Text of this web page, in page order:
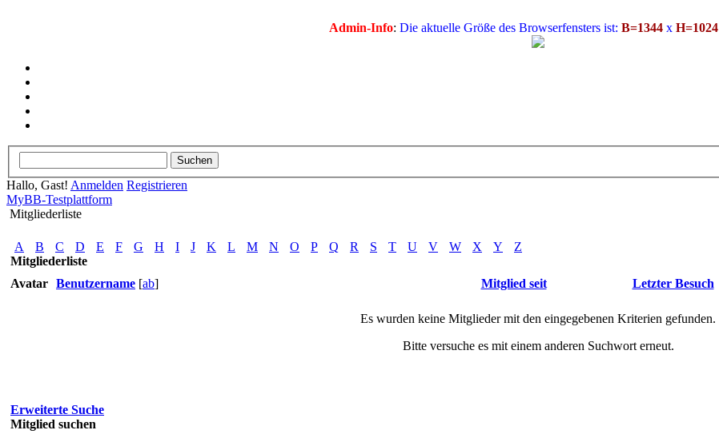
Admin-Info: Die aktuelle Größe des Browserfensters ist: B=1344 x H=1024
Hallo, Gast! Anmelden Registrieren
MyBB-Testplattform
Mitgliederliste
A B C D E F G H I J K L M N O P Q R S T U V W X Y
Z
Mitgliederliste
Avatar Benutzername [ab] Mitglied seit Letzter Besuch
Es wurden keine Mitglieder mit den eingegebenen Kriterien gefunden.
Bitte versuche es mit einem anderen Suchwort erneut.
Erweiterte Suche
Mitglied suchen